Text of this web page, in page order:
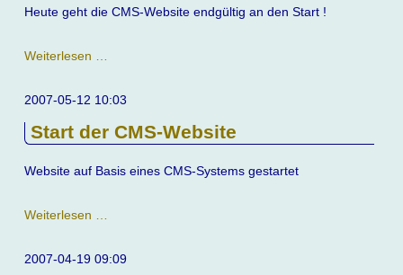
Heute geht die CMS-Website endgültig an den Start !
Weiterlesen …
geht
!
2007-05-12 10:03
Start der CMS-Website
Website auf Basis eines CMS-Systems gestartet
Weiterlesen …
CMS-
2007-04-19 09:09